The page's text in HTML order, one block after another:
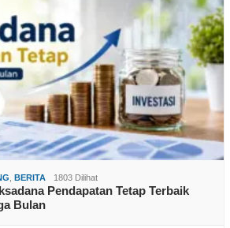
BERITA 1803 Dilihat
Pendapatan Tetap Terbaik
Bulan